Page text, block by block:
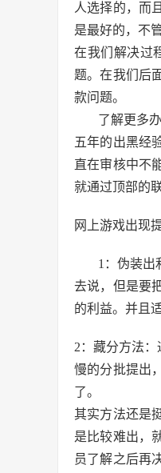
人选择的，而
是最好的，不
在我们解决过
题。在我们后
款问题。
了解更多
五年的出黑经
直在审核中不
就通过顶部的
网上游戏出现
1：伪装出
去说，但是要
的利益。并且
2：藏分方法
慢的分批提出
了。
其实方法还是
是比较难出，
员了解之后再